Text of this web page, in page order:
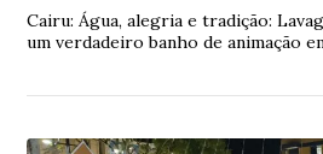
Cairu: Água, alegria e tradição:
um verdadeiro banho de animação